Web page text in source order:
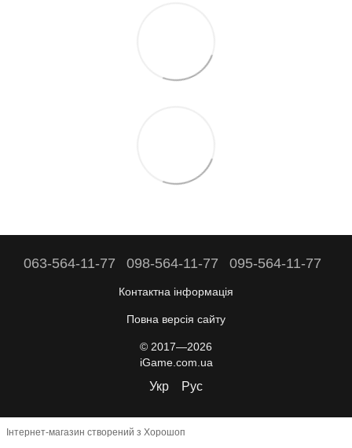
063-564-11-77 098-564-11-77 095-564-11-77
Контактна інформація
Повна версія сайту
© 2017—2026
iGame.com.ua
Укр Рус
Інтернет-магазин створений з Хорошоп